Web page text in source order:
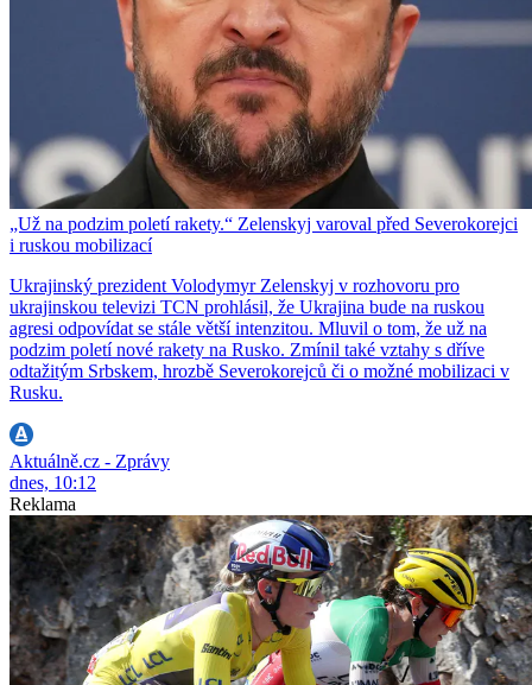
„Už na podzim poletí rakety.“ Zelenskyj varoval před Severokorejci
i ruskou mobilizací
Ukrajinský prezident Volodymyr Zelenskyj v rozhovoru pro
ukrajinskou televizi TCN prohlásil, že Ukrajina bude na ruskou
agresi odpovídat se stále větší intenzitou. Mluvil o tom, že už na
podzim poletí nové rakety na Rusko. Zmínil také vztahy s dříve
odtažitým Srbskem, hrozbě Severokorejců či o možné mobilizaci v
Rusku.
Aktuálně.cz - Zprávy
dnes, 10:12
Reklama